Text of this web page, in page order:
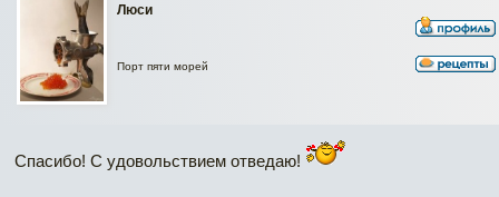
Люси
Порт пяти морей
Спасибо! С удовольствием отведаю!